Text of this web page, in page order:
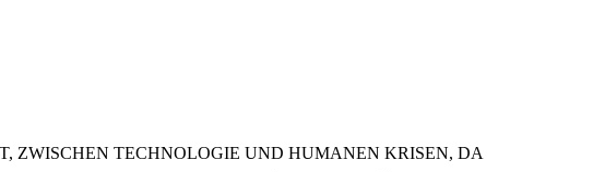
ZWISCHEN TECHNOLOGIE UND HUMANEN KRISEN, DA